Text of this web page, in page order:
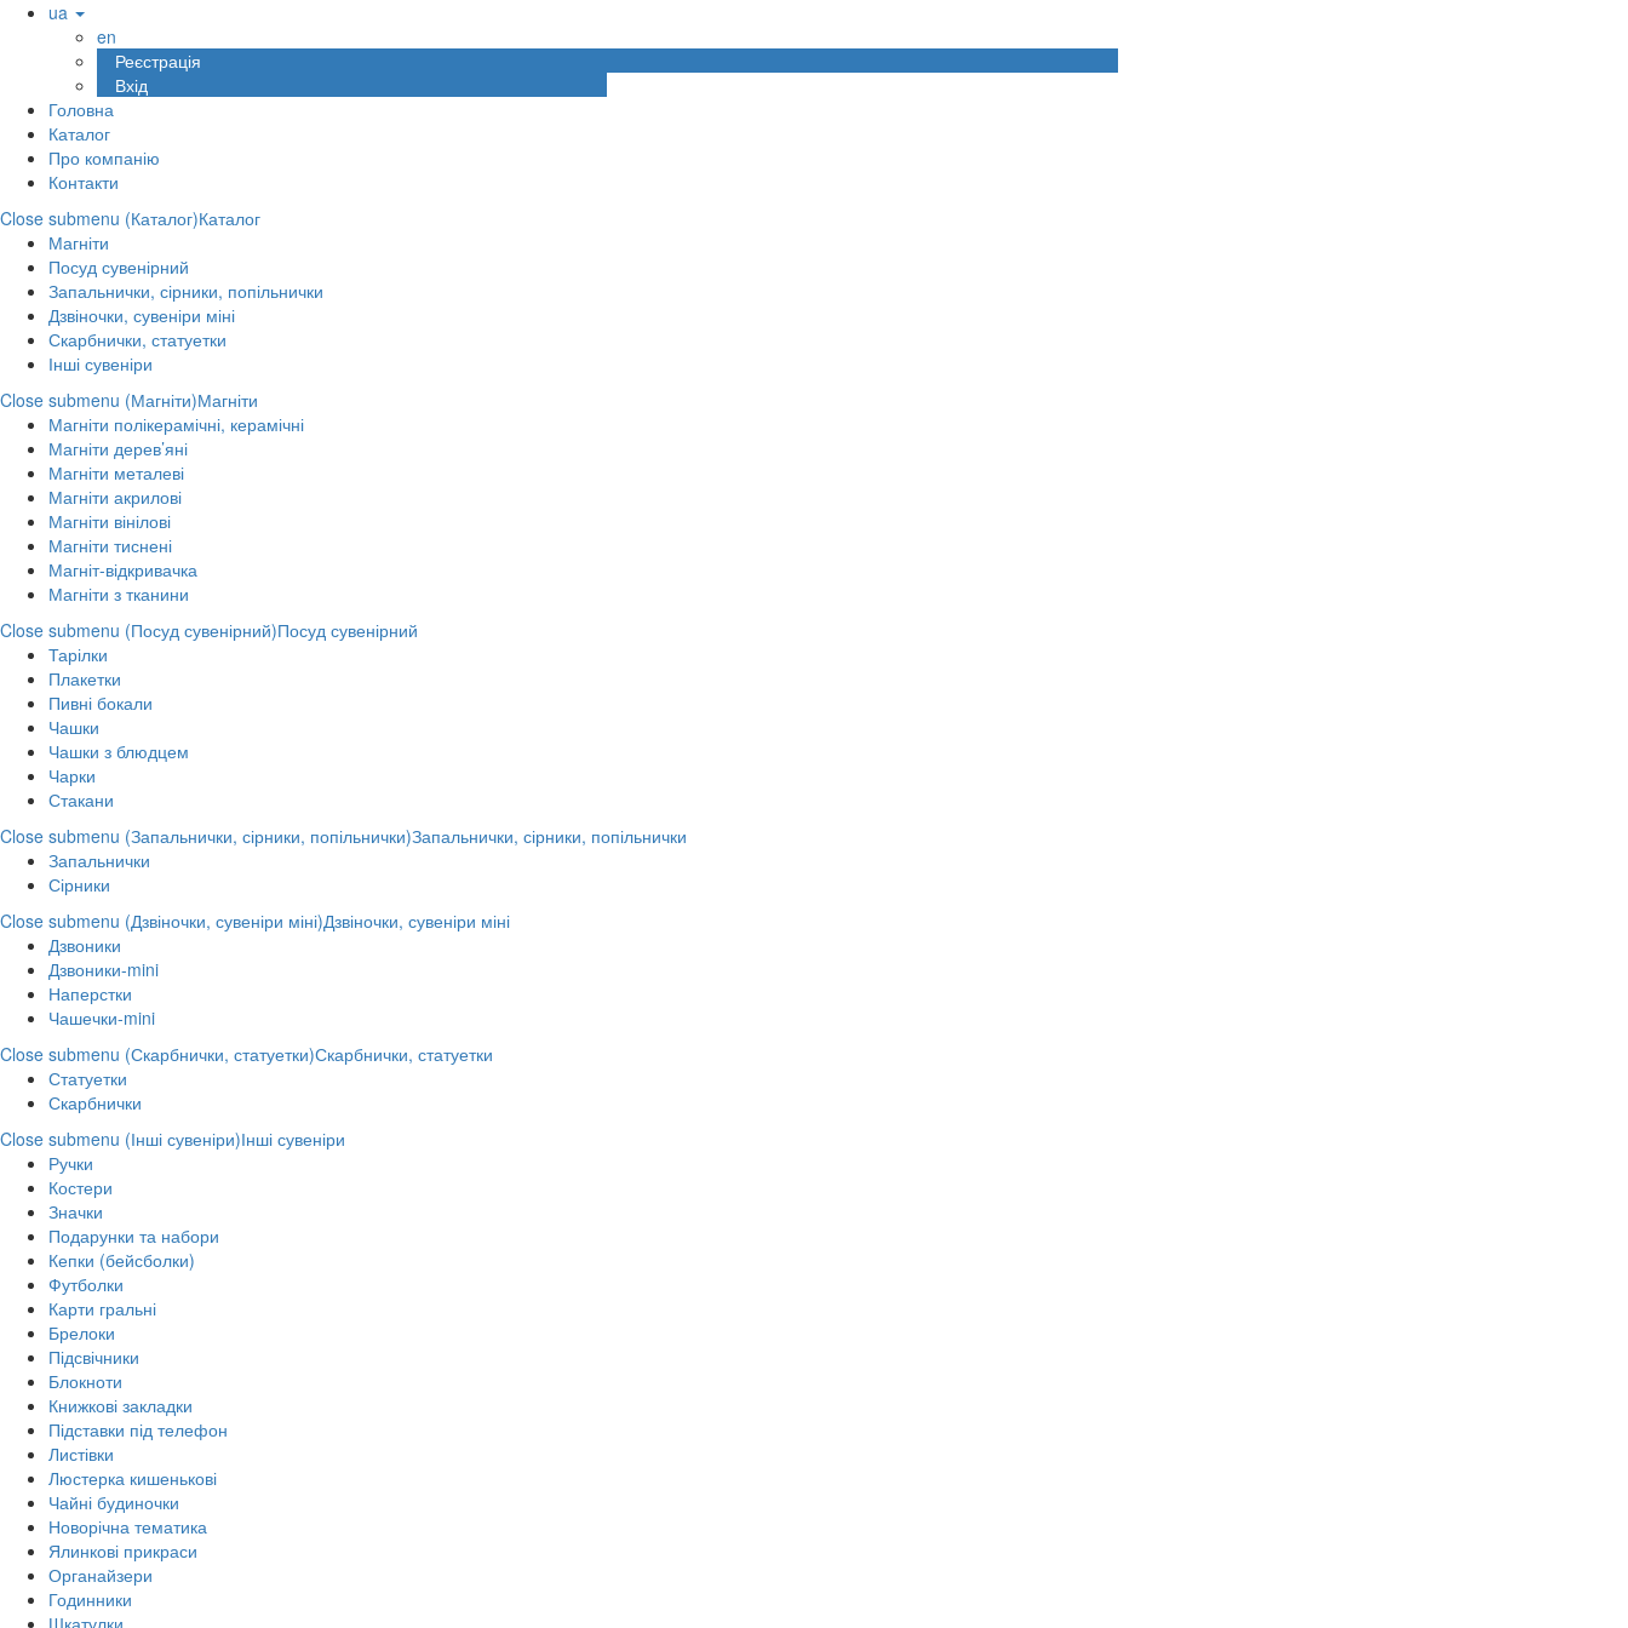
ua
en
Реєстрація
Вхід
Головна
Каталог
Про компанію
Контакти
Close submenu (Каталог)Каталог
Магніти
Посуд сувенірний
Запальнички, сірники, попільнички
Дзвіночки, сувеніри міні
Скарбнички, статуетки
Інші сувеніри
Close submenu (Магніти)Магніти
Магніти полікерамічні, керамічні
Магніти дерев’яні
Магніти металеві
Магніти акрилові
Магніти вінілові
Магніти тиснені
Магніт-відкривачка
Магніти з тканини
Close submenu (Посуд сувенірний)Посуд сувенірний
Тарілки
Плакетки
Пивні бокали
Чашки
Чашки з блюдцем
Чарки
Стакани
Close submenu (Запальнички, сірники, попільнички)Запальнички, сірники, попільнички
Запальнички
Сірники
Close submenu (Дзвіночки, сувеніри міні)Дзвіночки, сувеніри міні
Дзвоники
Дзвоники-mini
Наперстки
Чашечки-mini
Close submenu (Скарбнички, статуетки)Скарбнички, статуетки
Статуетки
Скарбнички
Close submenu (Інші сувеніри)Інші сувеніри
Ручки
Костери
Значки
Подарунки та набори
Кепки (бейсболки)
Футболки
Карти гральні
Брелоки
Підсвічники
Блокноти
Книжкові закладки
Підставки під телефон
Листівки
Люстерка кишенькові
Чайні будиночки
Новорічна тематика
Ялинкові прикраси
Органайзери
Годинники
Шкатулки